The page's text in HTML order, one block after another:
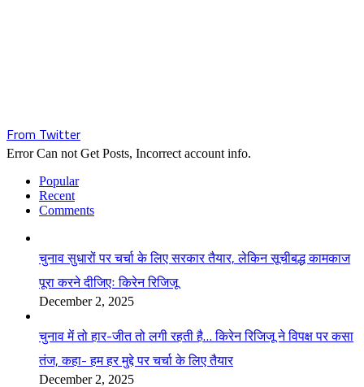
From Twitter
Error Can not Get Posts, Incorrect account info.
Popular
Recent
Comments
चुनाव सुधारों पर चर्चा के लिए सरकार तैयार, लेकिन सूचीबद्ध कामकाज
पूरा करने दीजिएः किरेन रिजिजू
December 2, 2025
चुनाव में तो हार-जीत तो लगी रहती है… किरेन रिजिजू ने विपक्ष पर कसा
तंज, कहा- हम हर मुद्दे पर चर्चा के लिए तैयार
December 2, 2025